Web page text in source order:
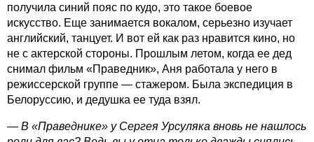
получила синий пояс по кудо, это такое боевое
искусство. Еще занимается вокалом, серьезно изучает
английский, танцует. И вот ей как раз нравится кино, но
не с актерской стороны. Прошлым летом, когда ее дед
снимал фильм «Праведник», Аня работала у него в
режиссерской группе — стажером. Была экспедиция в
Белоруссию, и дедушка ее туда взял.
— В «Праведнике» у Сергея Ур­суляка вновь не нашлось